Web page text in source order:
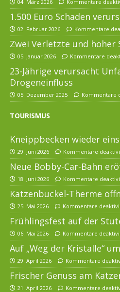
04. März 2026 Kommentare
1.500 Euro Schaden
02. Februar 2026 Kommentare
Zwei Verletzte und hoher
05. Januar 2026 Kommentare
23-Jährige verursacht
Drogeneinfluss
05. Dezember 2025 Kommentare
TOURISMUS
Kneippbecken wieder
29. Juni 2026 Kommentare
Neue Bobby-Car-Bahn
18. Juni 2026 Kommentare
Katzenbuckel-Therme
25. Mai 2026 Kommentare
Frühlingsfest auf der
06. Mai 2026 Kommentare
Auf „Weg der Kristalle“
29. April 2026 Kommentare
Frischer Genuss am
21. April 2026 Kommentare